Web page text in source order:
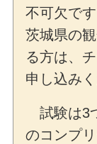
不可欠です
茨城県の
る方は、
申し込みく
試験は3
のコンプ